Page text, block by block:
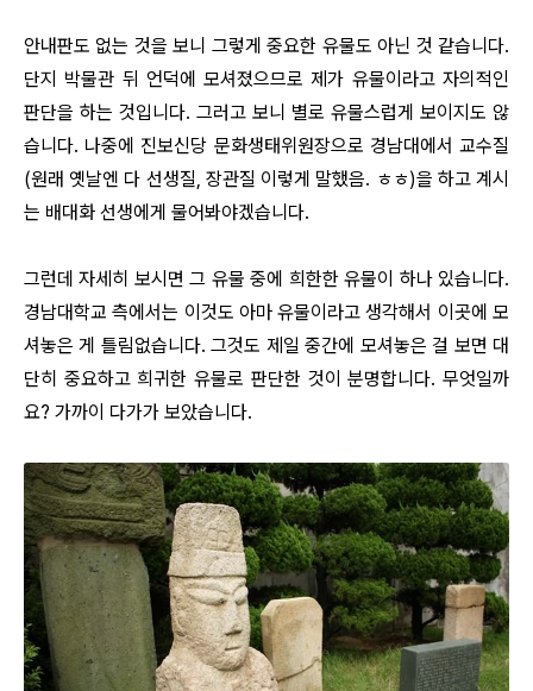
안내판도 없는 것을 보니 그렇게 중요한 유물도 아닌 것 같습니다.
단지 박물관 뒤 언덕에 모셔졌으므로 제가 유물이라고 자의적인
판단을 하는 것입니다. 그러고 보니 별로 유물스럽게 보이지도 않
습니다. 나중에 진보신당 문화생태위원장으로 경남대에서 교수질
(원래 옛날엔 다 선생질, 장관질 이렇게 말했음. ㅎㅎ)을 하고 계시
는 배대화 선생에게 물어봐야겠습니다.
그런데 자세히 보시면 그 유물 중에 희한한 유물이 하나 있습니다.
경남대학교 측에서는 이것도 아마 유물이라고 생각해서 이곳에 모
셔놓은 게 틀림없습니다. 그것도 제일 중간에 모셔놓은 걸 보면 대
단히 중요하고 희귀한 유물로 판단한 것이 분명합니다. 무엇일까
요? 가까이 다가가 보았습니다.